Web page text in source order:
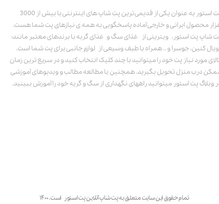
پت استور به عنوان یکی از قدیمی‌ترین پت شاپ های اینترنتی با بیش از 3000
محصول ایرانی و خارجی آماده پاسخگویی به همه ی نیازهای پت شما هست.
شاپ پت استور، ویترینی از غذای سگ و غذای گربه با برندهای معتبر مانند:
کنین، جوسرا و .. همراه با طیف وسیعی از لوازم جانبی برای پت شما است.
مورد نیاز پت خود را میتوانید با چند کلیک انتخاب کنید و در سریع ترین زمان
درب منزل تحویل بگیرید. همچنین با مطالعه مطالب و ویدیوهای آموزشی
وبلاگ پت استور میتوانید راههای نگهداری از سگ و گربه خود را آموزش ببینید.
تمام حقوق این سایت متعلق به پت شاپ آنلاین پت استور است. ۱۴۰۰